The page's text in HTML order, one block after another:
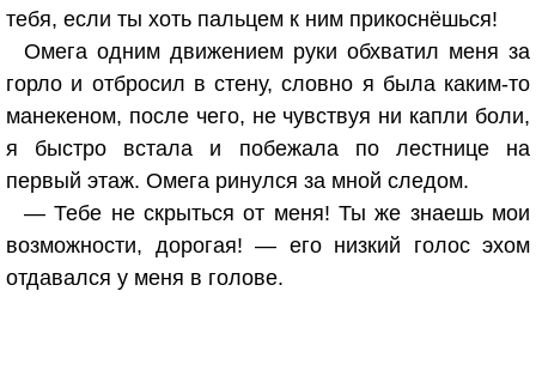
тебя, если ты хоть пальцем к ним прикоснёшься!
Омега одним движением руки обхватил меня за
горло и отбросил в стену, словно я была каким-то
манекеном, после чего, не чувствуя ни капли боли,
я быстро встала и побежала по лестнице на
первый этаж. Омега ринулся за мной следом.
— Тебе не скрыться от меня! Ты же знаешь мои
возможности, дорогая! — его низкий голос эхом
отдавался у меня в голове.